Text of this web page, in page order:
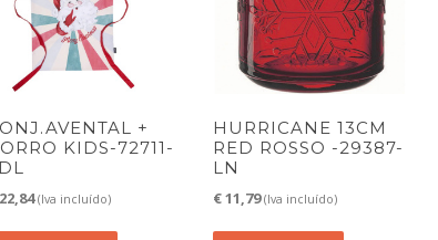
+
KIDS-72711-
22,84 (Iva incluído)
HURRICANE 13CM
RED ROSSO -29387-
LN
€11,79 (Iva incluído)